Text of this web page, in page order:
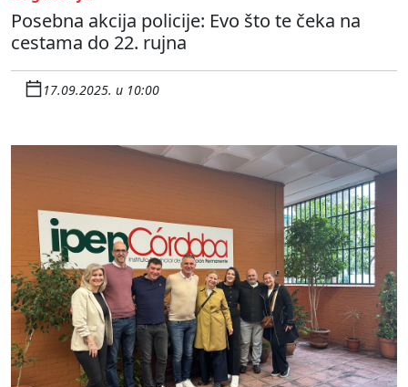
Posebna akcija policije: Evo što te čeka na
cestama do 22. rujna
17.09.2025. u 10:00